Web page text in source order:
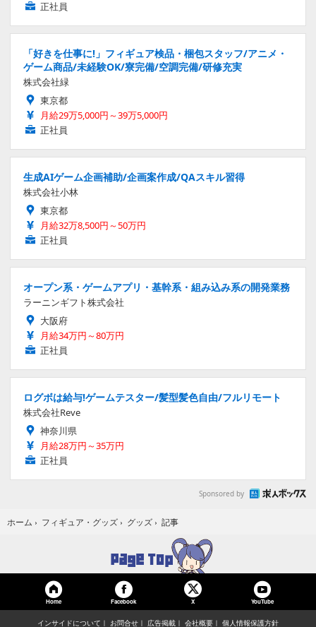
正社員
「好きを仕事に!」フィギュア検品・梱包スタッフ/アニメ・
ゲーム商品/未経験OK/寮完備/空調完備/研修充実
株式会社緑
東京都
月給29万5,000円～39万5,000円
正社員
生成AIゲーム企画補助/企画案作成/QAスキル習得
株式会社小林
東京都
月給32万8,500円～50万円
正社員
オープン系・ゲームアプリ・基幹系・組み込み系の開発業務
ラーニンギフト株式会社
大阪府
月給34万円～80万円
正社員
ログボは給与!ゲームテスター/髪型髪色自由/フルリモート
株式会社Reve
神奈川県
月給28万円～35万円
正社員
Sponsored by
ホーム › フィギュア・グッズ › グッズ › 記事
Home Facebook X YouTube
インサイドについて お問合せ 広告掲載 会社概要 個人情報保護方針